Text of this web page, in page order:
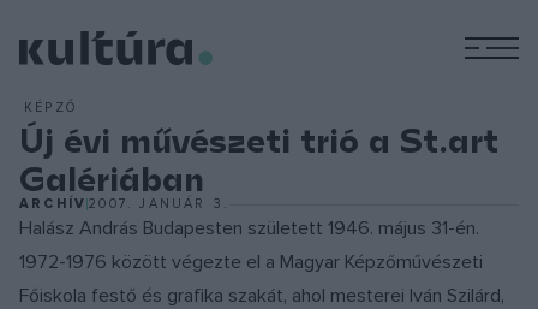
KÉPZŐ
Új évi művészeti trió a St.art
Galériában
ARCHÍV2007. JANUÁR 3.
Halász András Budapesten született 1946. május 31-én.
1972-1976 között végezte el a Magyar Képzőművészeti
Főiskola festő és grafika szakát, ahol mesterei Iván Szilárd,